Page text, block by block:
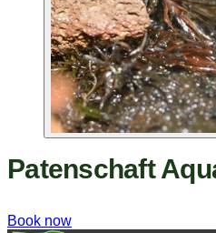
Patenschaft
Book now